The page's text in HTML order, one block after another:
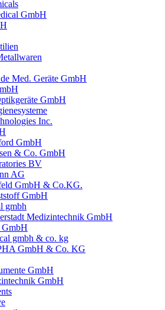
GmbH
Med. Geräte GmbH
GmbH
Inc.
GmbH
& Co. GmbH
BV
AG
GmbH & Co.KG.
GmbH
gmbh
Medizintechnik GmbH
GmbH
gmbh & co. kg
GmbH & Co. KG
GmbH
GmbH